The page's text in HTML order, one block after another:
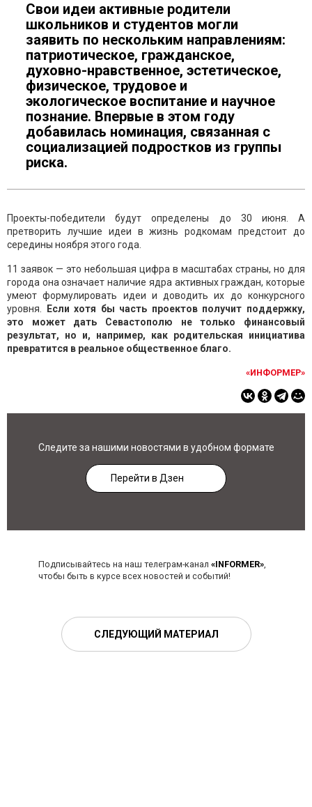
Свои идеи активные родители
школьников и студентов могли
заявить по нескольким направлениям:
патриотическое, гражданское,
духовно-нравственное, эстетическое,
физическое, трудовое и
экологическое воспитание и научное
познание. Впервые в этом году
добавилась номинация, связанная с
социализацией подростков из группы
риска.
Проекты-победители будут определены до 30 июня. А
претворить лучшие идеи в жизнь родкомам предстоит до
середины ноября этого года.
11 заявок — это небольшая цифра в масштабах страны, но для
города она означает наличие ядра активных граждан, которые
умеют формулировать идеи и доводить их до конкурсного
уровня.
Если хотя бы часть проектов получит поддержку,
это может дать Севастополю не только финансовый
результат, но и, например, как родительская инициатива
превратится в реальное общественное благо.
«ИНФОРМЕР»
Следите за нашими новостями в удобном формате
Перейти в Дзен
Подписывайтесь на наш телеграм-канал «INFORMER»,
чтобы быть в курсе всех новостей и событий!
СЛЕДУЮЩИЙ МАТЕРИАЛ